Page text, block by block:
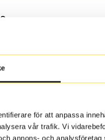
för att anpassa
vår trafik. Vi
annons- och
det däck du valt passar
sättas på dina befintliga
och fälg har samma
ut under årens lopp och
ut från fabrik.